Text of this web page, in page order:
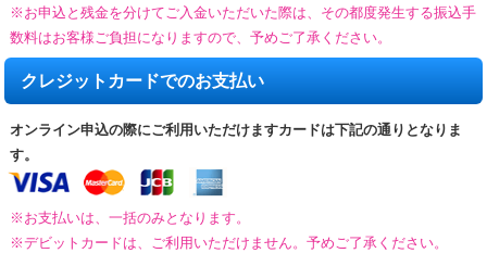
※お申込と残金を分けてご入金いただいた際は、その都度発生する振込手
数料はお客様ご負担になりますので、予めご了承ください。
クレジットカードでのお支払い
オンライン申込の際にご利用いただけますカードは下記の通りとなりま
す。
※お支払いは、一括のみとなります。
※デビットカードは、ご利用いただけません。予めご了承ください。